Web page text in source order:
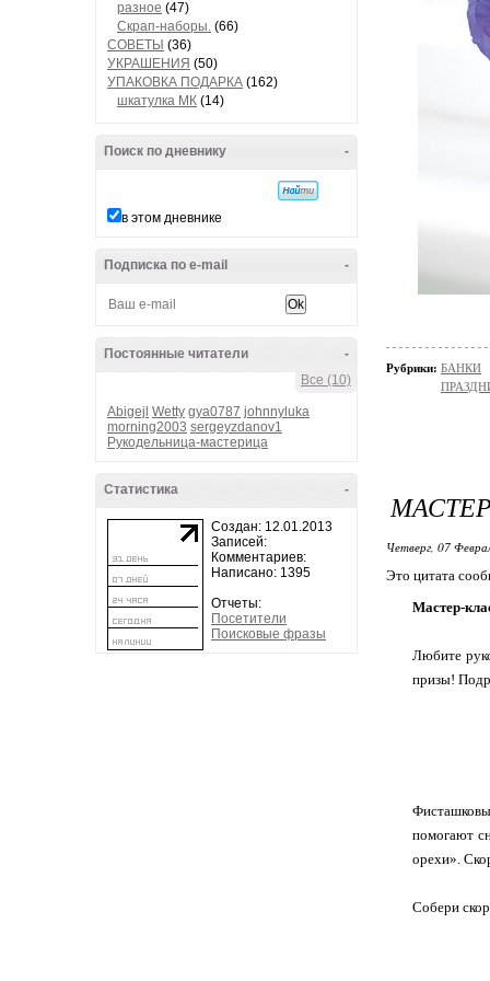
разное (47)
Скрап-наборы. (66)
СОВЕТЫ (36)
УКРАШЕНИЯ (50)
УПАКОВКА ПОДАРКА (162)
шкатулка МК (14)
-
Поиск по дневнику
в этом дневнике
-
Подписка по e-mail
-
Постоянные читатели
Все (10)
Abigejl Wetty gya0787 johnnyluka
morning2003 sergeyzdanov1
Рукодельница-мастерица
-
Статистика
Создан: 12.01.2013
Записей:
Комментариев:
Написано: 1395
Отчеты:
Посетители
Поисковые фразы
Рубрики: БАНКИ
Четверг, 07
Это цитата
Мастер-
Любите
призы!
помогают
орехи».
Собери